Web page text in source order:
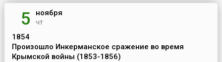
5 ноября
чт
1854
Произошло Инкерманское сражение во время
Крымской войны (1853-1856)